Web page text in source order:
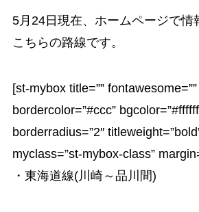
5月24日現在、ホームページで情
こちらの路線です。
[st-mybox title=””
bordercolor=”#ccc”
borderradius=”2″
myclass=”st-mybox-class”
・東海道線(川崎～品川間)